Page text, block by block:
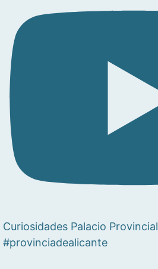
Curiosidades Palacio Provincial
#provinciadealicante